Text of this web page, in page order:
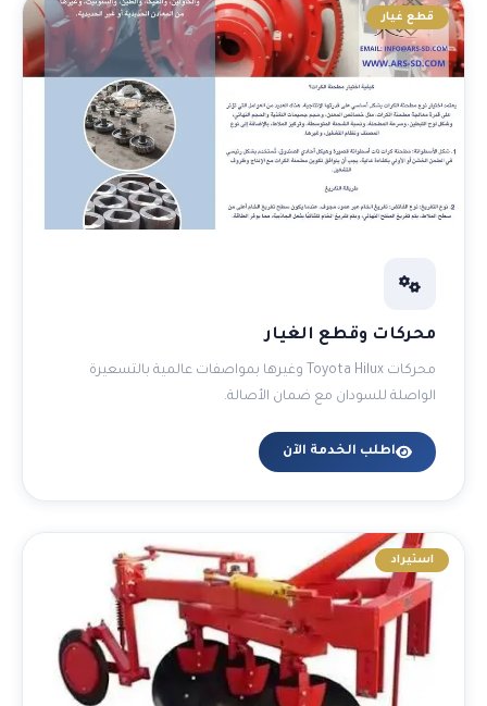
قطع غيار
محركات وقطع الغيار
محركات Toyota Hilux وغيرها بمواصفات عالمية بالتسعيرة
الواصلة للسودان مع ضمان الأصالة.
اطلب الخدمة الآن
استيراد